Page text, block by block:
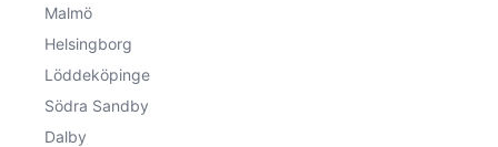
Malmö
Helsingborg
Löddeköpinge
Södra Sandby
Dalby